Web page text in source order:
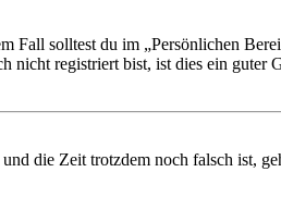
solltest du im „Persönlichen
nicht registriert bist, ist dies ein guter
die Zeit trotzdem noch falsch ist,